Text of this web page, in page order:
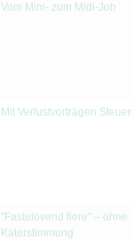
Vom Mini- zum Midi-Job
Mit Verlustvorträgen
"Fastelovend fiere" – ohne
Katerstimmung